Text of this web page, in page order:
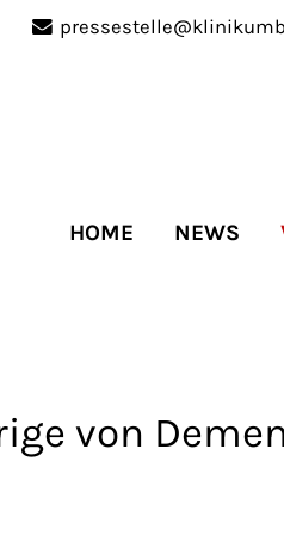
HOME NEWS
von